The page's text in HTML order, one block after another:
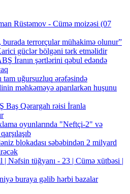
Rüstəmov - Cümə moizəsi (07
terrorçular mühakimə olunur”
güclər bölgəni tərk etməlidir
İranın şərtlərini qəbul edəndə
tam uğursuzluq ərəfəsində
məhkəməyə aparılarkən huşunu
Baş Qərargah rəisi İranla
oyunlarında "Neftçi-2" və
blokadası səbəbindən 2 milyard
| Nəfsin tüğyanı - 23 | Cümə xütbəsi |
buraya gəlib hərbi bazalar